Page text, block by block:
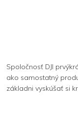
Spoločnosť DJI
ako samostatný
základni vyskúšať si